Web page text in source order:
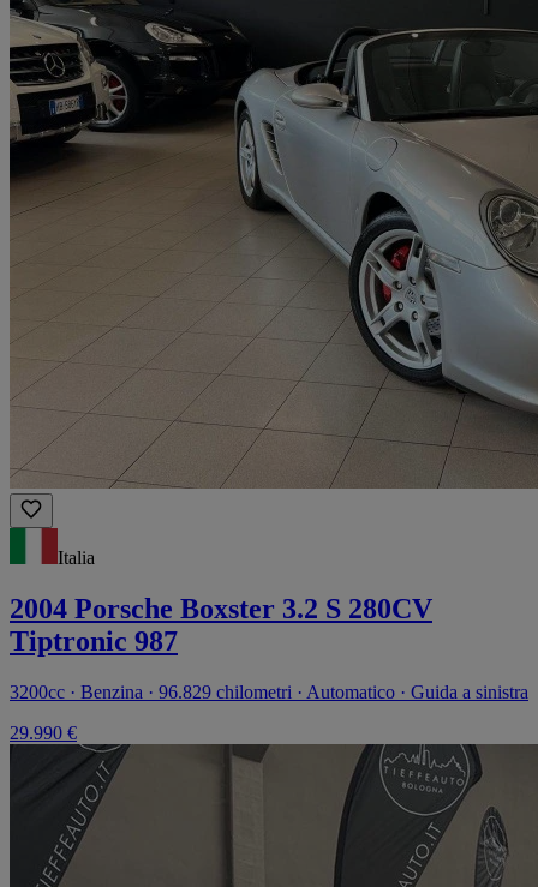
Italia
2004 Porsche Boxster 3.2 S 280CV
Tiptronic 987
3200cc · Benzina · 96.829 chilometri · Automatico · Guida a sinistra
29.990 €